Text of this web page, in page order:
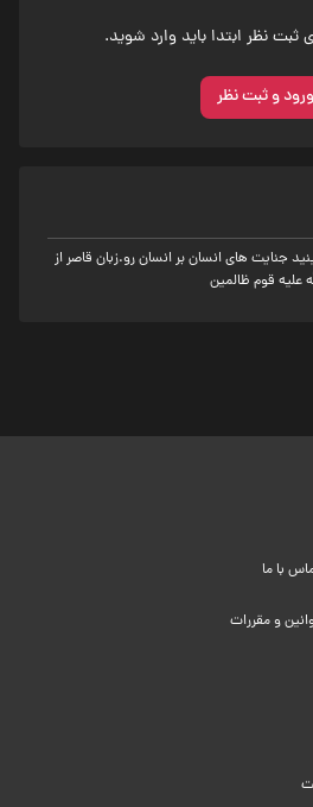
ثبت نظر ابتدا باید وارد شوید.
ورود و ثبت نظر
جنایت های انسان بر انسان رو.زبان قاصر از
علیه قوم ظالمین
با ما
و مقررات